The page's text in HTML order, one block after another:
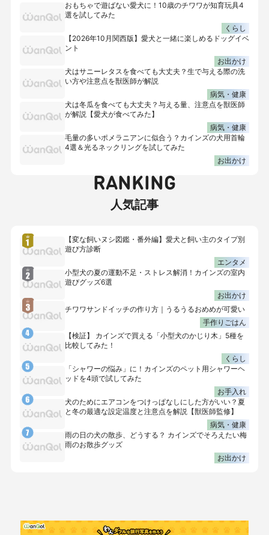
おもちゃで遊ばない愛犬に！10歳のチワワが知育玩具4
選を試してみた
くらし
【2026年10月関西版】愛犬と一緒に楽しめるドッグイベ
ント
お出かけ
犬はサニーレタスを食べても大丈夫？生で与える際の洗
い方や注意点を獣医師が解説
病気・健康
犬は冬瓜を食べても大丈夫？与える量、注意点を獣医師
が解説【愛犬が食べてみた】
病気・健康
毛量の多いポメラニアンに似合う？カインズの犬用首輪
4選＆光るネックリングを試してみた
お出かけ
RANKING
人気記事
【変な飼いヌシ図鑑・番外編】愛犬と飼い主のタイプ別
遊び方診断
エンタメ
小型犬の夏の運動不足・ストレス解消！カインズの室内
遊びグッズ6選
お出かけ
チワワサンドイッチの作り方｜うるうるおめめが可愛い
手作りごはん
【検証】 カインズで買える「小型犬のかじり木」5種を
比較してみた！
くらし
「シャワーの悩み」に！カインズのペット用シャワーヘ
ッドを4頭で試してみた
お手入れ
犬のためにエアコンをつけっぱなしにした方がいい？夏
と冬の最適な設定温度と注意点を解説【獣医師監修】
病気・健康
雨の日の犬の散歩、どうする？ カインズでそろえたい梅
雨のお散歩グッズ
お出かけ